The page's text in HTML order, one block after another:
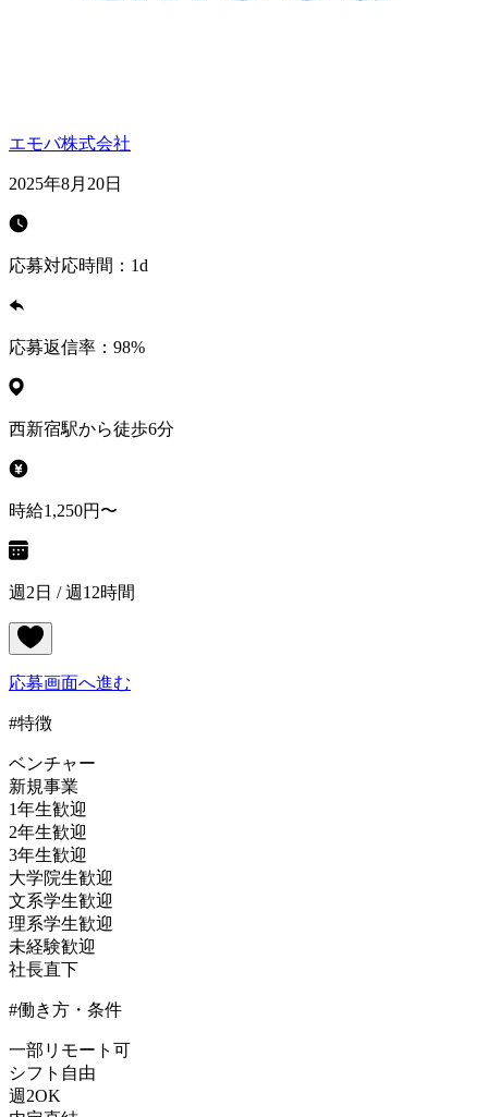
エモバ株式会社
2025年8月20日
応募対応時間： 1d
応募返信率： 98%
西新宿駅から徒歩6分
時給1,250円〜
週2日 / 週12時間
応募画面へ進む
#特徴
ベンチャー
新規事業
1年生歓迎
2年生歓迎
3年生歓迎
大学院生歓迎
文系学生歓迎
理系学生歓迎
未経験歓迎
社長直下
#働き方・条件
一部リモート可
シフト自由
週2OK